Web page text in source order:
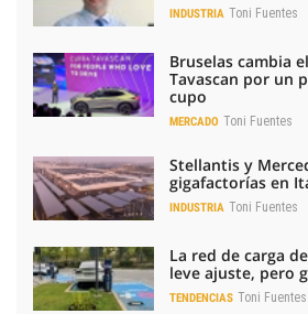
INDUSTRIA Toni Fuentes
Bruselas cambia
Tavascan por un
cupo
MERCADO Toni Fuentes
Stellantis y
gigafactorías en
INDUSTRIA Toni Fuentes
La red de carga
leve ajuste, pero
TENDENCIAS Toni Fuentes